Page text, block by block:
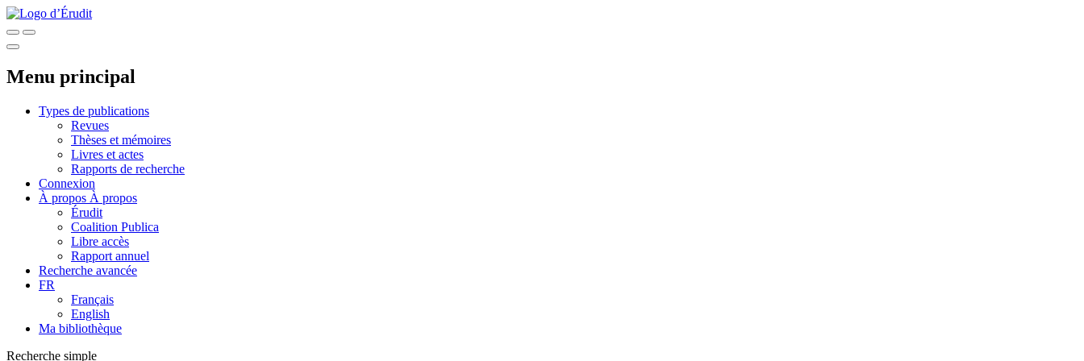
Menu principal
Types de publications
Revues
Thèses et mémoires
Livres et actes
Rapports de recherche
Connexion
À propos À propos
Érudit
Coalition Publica
Libre accès
Rapport annuel
Recherche avancée
FR
Français
English
Ma bibliothèque
Recherche simple